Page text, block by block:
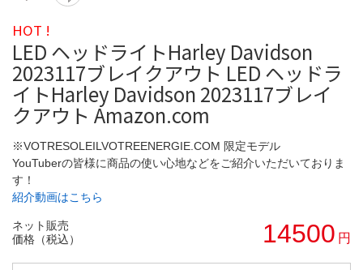
HOT !
LED ヘッドライトHarley Davidson
2023117ブレイクアウト LED ヘッドラ
イトHarley Davidson 2023117ブレイ
クアウト Amazon.com
※VOTRESOLEILVOTREENERGIE.COM 限定モデル
YouTuberの皆様に商品の使い心地などをご紹介いただいておりま
す！
紹介動画はこちら
ネット販売
価格（税込）
14500 円